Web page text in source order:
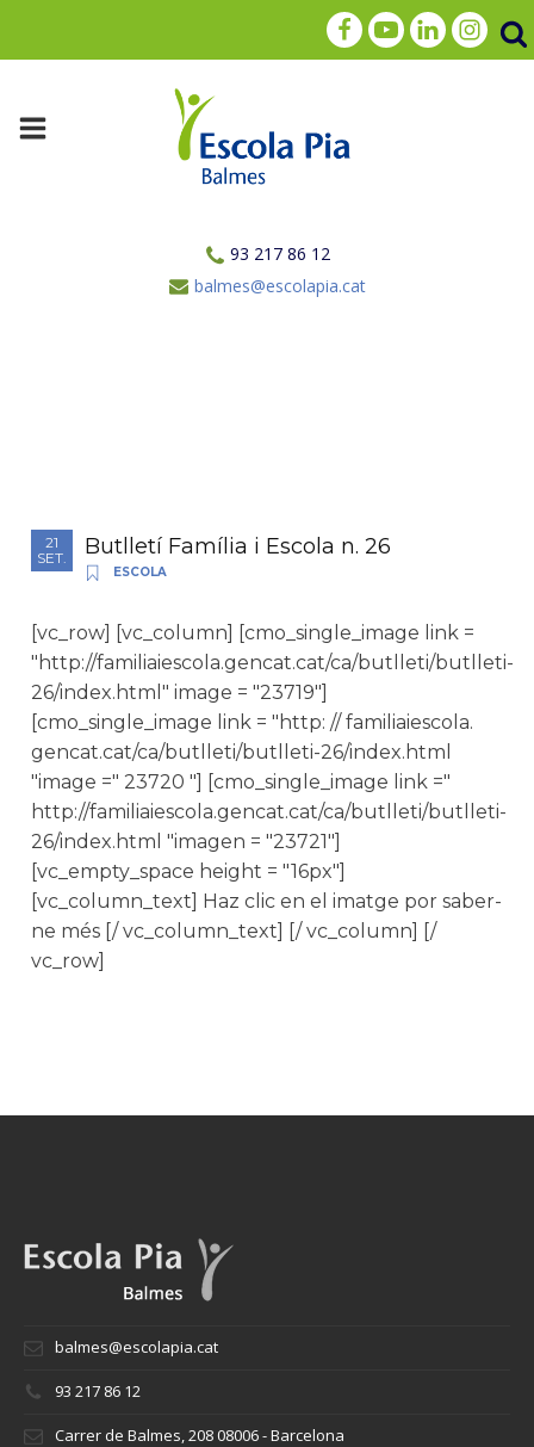
93 217 86 12
balmes@escolapia.cat
21
SET.
Butlletí Família i Escola n. 26
ESCOLA
[vc_row] [vc_column] [cmo_single_image link =
"http://familiaiescola.gencat.cat/ca/butlleti/butlleti-
26/index.html" image = "23719"]
[cmo_single_image link = "http: // familiaiescola.
gencat.cat/ca/butlleti/butlleti-26/index.html
"image =" 23720 "] [cmo_single_image link ="
http://familiaiescola.gencat.cat/ca/butlleti/butlleti-
26/index.html "imagen = "23721"]
[vc_empty_space height = "16px"]
[vc_column_text] Haz clic en el imatge por saber-
ne més [/ vc_column_text] [/ vc_column] [/
vc_row]
balmes@escolapia.cat
93 217 86 12
Carrer de Balmes, 208 08006 - Barcelona